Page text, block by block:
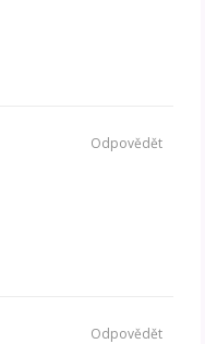
Odpovědět
Odpovědět